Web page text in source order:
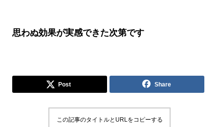
思わぬ効果が実感できた次第です
Post Share
この記事のタイトルとURLをコピーする